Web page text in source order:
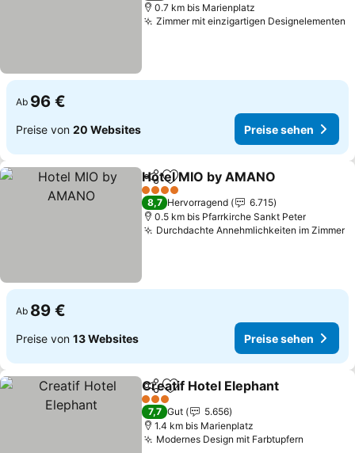
0.7 km bis Marienplatz
Zimmer mit einzigartigen Designelementen
Ab 96 €
Preise von 20 Websites Preise sehen
TeilenZu Favoriten hinzufügen
Hotel MIO by AMANO
4 Sterne
8,7 Hervorragend
6.715
0.5 km bis Pfarrkirche Sankt Peter
Durchdachte Annehmlichkeiten im Zimmer
Ab 89 €
Preise von 13 Websites Preise sehen
TeilenZu Favoriten hinzufügen
Creatif Hotel Elephant
3 Sterne
7,7 Gut
5.656
1.4 km bis Marienplatz
Modernes Design mit Farbtupfern